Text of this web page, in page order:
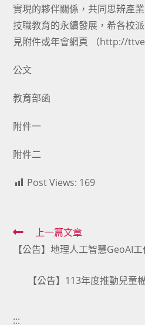
實現的夥伴關係，共同思辨產
技職教育的永續發展，希各校
見附件或年會網頁 （http://
公文
教育部函
附件一
附件二
Post Views: 169
Read
more
articles
上一篇文章
【公告】地理人工智慧GeoAI
【公告】113年度推動兒童
:::